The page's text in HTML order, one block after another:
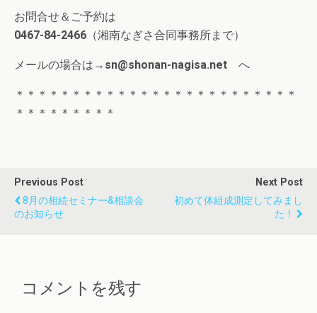
お問合せ＆ご予約は
0467-84-2466 （湘南なぎさ合同事務所まで）
メールの場合は→ sn@shonan-nagisa.net へ
＊＊＊＊＊＊＊＊＊＊＊＊＊＊＊＊＊＊＊＊＊＊＊＊＊
＊＊＊＊＊＊＊＊＊
Previous Post
8月の相続セミナー&相談会
のお知らせ
Next Post
初めて体組成測定してみまし
た！
コメントを残す